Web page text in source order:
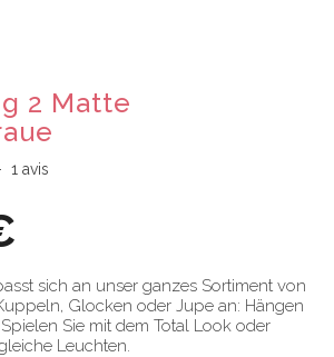
2 Matte
1 avis
sich an unser ganzes Sortiment von
Glocken oder Jupe an: Hängen
Sie mit dem Total Look oder
Leuchten.